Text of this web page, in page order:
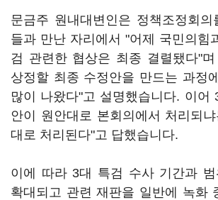
문금주 원내대변인은 정책조정회
들과 만난 자리에서 "어제 국민의힘
검 관련한 협상은 최종 결렬됐다"며
상정할 최종 수정안을 만드는 과정
많이 나왔다"고 설명했습니다. 이어
안이 원안대로 본회의에서 처리되
대로 처리된다"고 답했습니다.
이에 따라 3대 특검 수사 기간과
확대되고 관련 재판을 일반에 녹화